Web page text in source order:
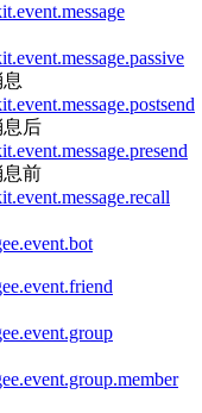
息后
息前